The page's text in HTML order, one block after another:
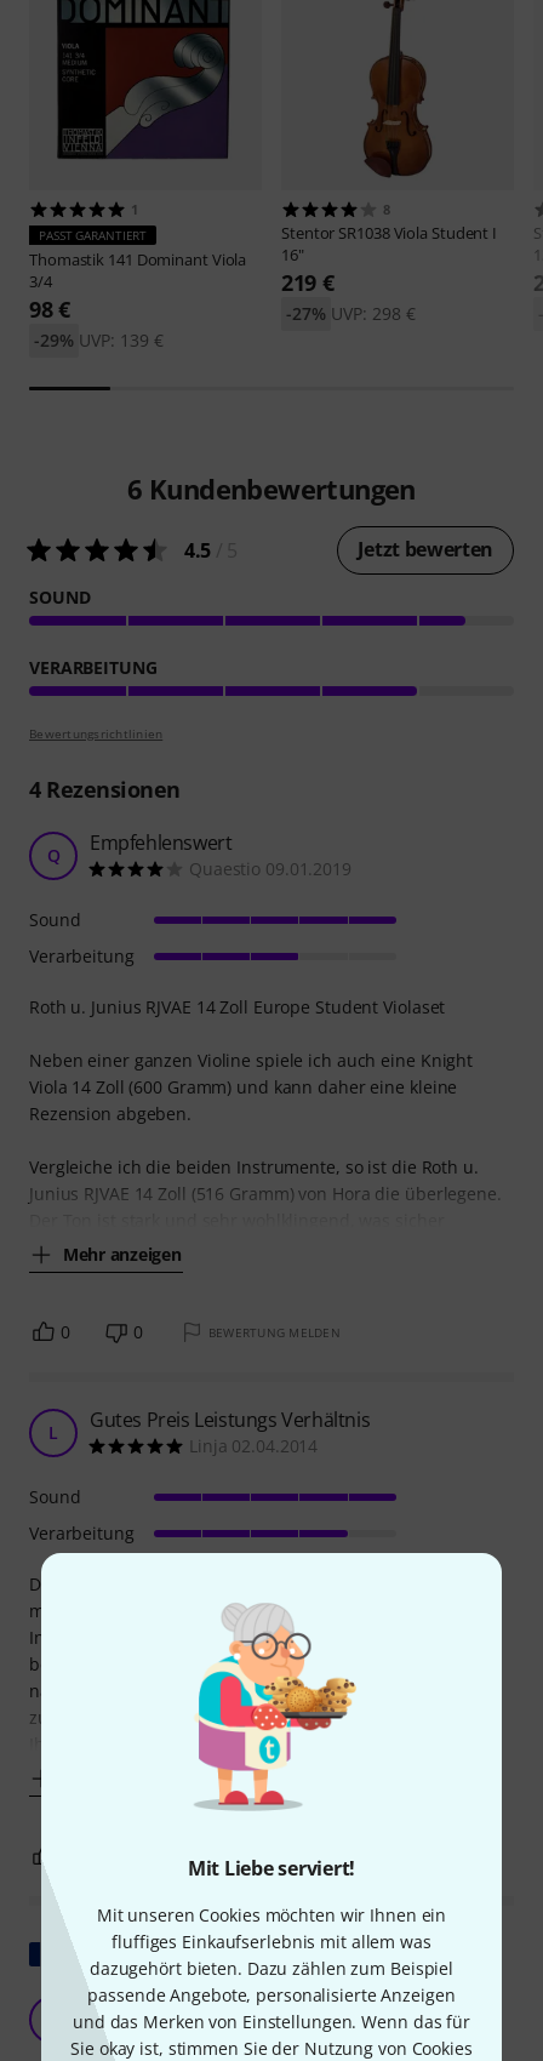
Mit Liebe serviert!
Mit unseren Cookies möchten wir Ihnen ein
fluffiges Einkaufserlebnis mit allem was
dazugehört bieten. Dazu zählen zum Beispiel
passende Angebote, personalisierte Anzeigen
und das Merken von Einstellungen. Wenn das für
Sie okay ist, stimmen Sie der Nutzung von Cookies
1
PASST GARANTIERT
Thomastik 141 Dominant Viola
3/4
98 €
UVP: 139 €
-29%
8
Stentor SR1038 Viola Student I
16"
219 €
UVP: 298 €
-27%
6 Kundenbewertungen
4.5 Jetzt bewerten
SOUND
VERARBEITUNG
Bewertungsrichtlinien
4Rezensionen
Q Empfehlenswert
Quaestio 09.01.2019
Roth u. Junius RJVAE 14 Zoll Europe Student Violaset
Neben einer ganzen Violine spiele ich auch eine Knight
Viola 14 Zoll (600 Gramm) und kann daher eine kleine
Rezension abgeben.
Vergleiche ich die beiden Instrumente, so ist die Roth u.
Junius RJVAE 14 Zoll (516 Gramm) von Hora die überlegene.
Mehr anzeigen
Sound
Verarbeitung
0 0 BEWERTUNG MELDEN
L Gutes Preis Leistungs Verhältnis
Linja 02.04.2014
Die Bratsche hat einen schönen Klang. Der Lehrer und
meine Tochter sind zufrieden. Schönes Anfänger-
Instrument. Toller Service von Thomann, der Lehrer
bemängelte die länge des Bogens, wäre zu lang. Nach
nachfragen bei Thomann wurde mir ein kürzerer Bogen
zum Austausch angeboten, meine Tochter wollte nun aber
Ihren Bogen behalten, mit dem sie gut zurecht kam (laut
Sound
Verarbeitung
Original zeigen
Alto 14'' Roth und Junius
Arnaud81 06.10.2012